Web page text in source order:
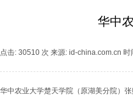
华中
点击: 30510 次 来源: id-china.com.cn
华中农业大学楚天学院（原湖美分院）